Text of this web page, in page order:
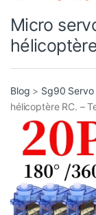
Micro
Blog > Sg90 Servo
hélicoptère RC. –